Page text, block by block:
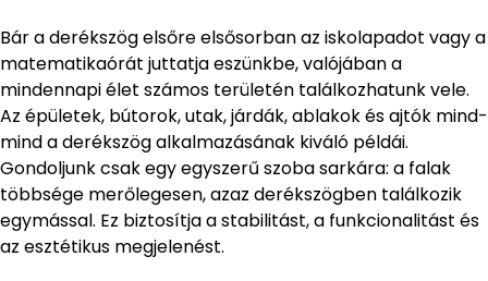
Bár a derékszög elsőre elsősorban az iskolapadot vagy a
matematikaórát juttatja eszünkbe, valójában a
mindennapi élet számos területén találkozhatunk vele.
Az épületek, bútorok, utak, járdák, ablakok és ajtók mind-
mind a derékszög alkalmazásának kiváló példái.
Gondoljunk csak egy egyszerű szoba sarkára: a falak
többsége merőlegesen, azaz derékszögben találkozik
egymással. Ez biztosítja a stabilitást, a funkcionalitást és
az esztétikus megjelenést.